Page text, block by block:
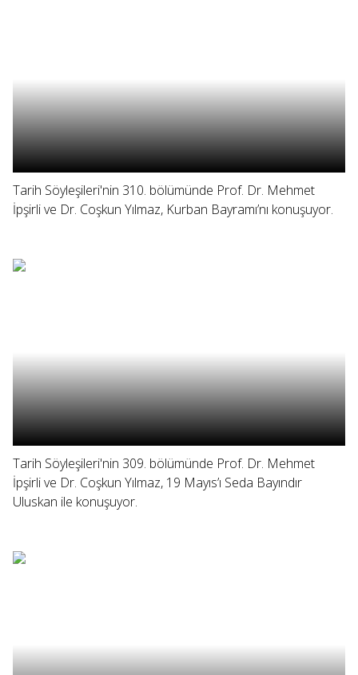
Tarih Söyleşileri'nin 310. bölümünde Prof. Dr. Mehmet
İpşirli ve Dr. Coşkun Yılmaz, Kurban Bayramı’nı konuşuyor.
Tarih Söyleşileri'nin 309. bölümünde Prof. Dr. Mehmet
İpşirli ve Dr. Coşkun Yılmaz, 19 Mayıs’ı Seda Bayındır
Uluskan ile konuşuyor.